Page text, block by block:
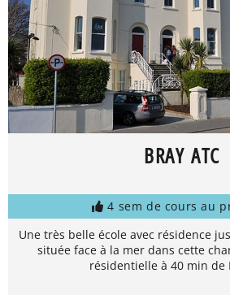
BRAY ATC
4 sem de cours au
Une très belle école avec résidence
située face à la mer dans cette
résidentielle à 40 min de